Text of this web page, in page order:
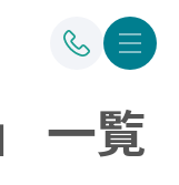
一覧